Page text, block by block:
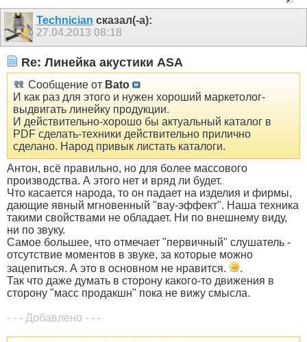
Technician сказал(-а):
27.04.2013 08:18
Re: Линейка акустики ASA
Сообщение от Bato
И как раз для этого и нужен хороший маркетолог-
выдвигать линейку продукции.
И действительно-хорошо бы актуальный каталог в
PDF сделать-техники действительно прилично
сделано. Народ привык листать каталоги.
Антон, всё правильно, но для более массового
производства. А этого нет и вряд ли будет.
Что касается народа, то он падает на изделия и фирмы,
дающие явный мгновенный "вау-эффект". Наша техника
такими свойствами не обладает. Ни по внешнему виду,
ни по звуку.
Самое большее, что отмечает "первичный" слушатель -
отсутствие моментов в звуке, за которые можно
зацепиться. А это в основном не нравится.
.
Так что даже думать в сторону какого-то движения в
сторону "масс продакшн" пока не вижу смысла.
- - - Добавлено - - -